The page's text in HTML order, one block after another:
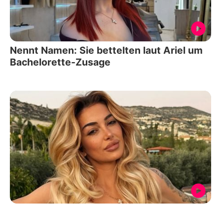
Nennt Namen: Sie bettelten laut Ariel um
Bachelorette-Zusage